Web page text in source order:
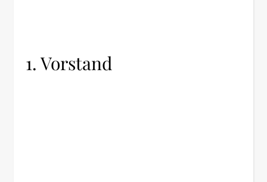
1. Vorstand